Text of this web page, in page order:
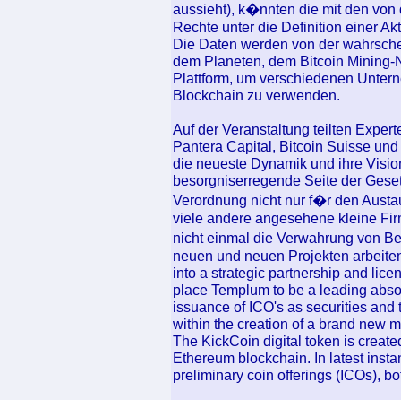
aussieht), k�nnten die mit den
Rechte unter die Definition einer
Die Daten werden von der
dem Planeten, dem Bitcoin
Plattform, um verschiedenen
Blockchain zu verwenden.
Auf der Veranstaltung teilten
Pantera Capital, Bitcoin Suisse
die neueste Dynamik und ihre
besorgniserregende Seite der
Verordnung nicht nur f�r den
viele andere angesehene kleine
nicht einmal die Verwahrung von
neuen und neuen Projekten
into a strategic partnership and
place Templum to be a leading
issuance of ICO's as securities
within the creation of a brand new
The KickCoin digital token is
Ethereum blockchain. In latest
preliminary coin offerings (ICOs),